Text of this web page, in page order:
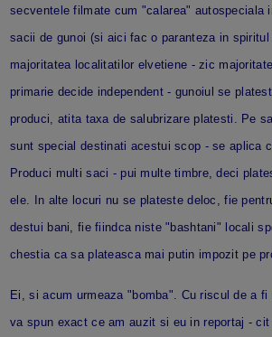
secventele filmate cum "calarea" autospeciala
sacii de gunoi (si aici fac o paranteza in
majoritatea localitatilor elvetiene - zic
primarie decide independent - gunoiul se
produci, atita taxa de salubrizare platesti. Pe
sunt special destinati acestui scop - se aplica
Produci multi saci - pui multe timbre, deci
ele. In alte locuri nu se plateste deloc, fie
destui bani, fie fiindca niste "bashtani" locali
chestia ca sa plateasca mai putin impozit pe
Ei, si acum urmeaza "bomba". Cu riscul de a
va spun exact ce am auzit si eu in reportaj -